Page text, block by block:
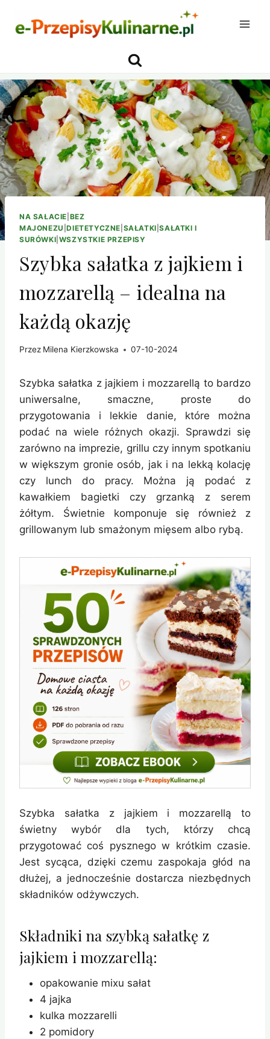
NA SAŁACIE BEZ
MAJONEZU |DIETETYCZNE SAŁATKI |SAŁATKI I
SURÓWKI WSZYSTKIE PRZEPISY
Szybka sałatka z jajkiem i
mozzarellą – idealna na
każdą okazję
Przez Milena Kierzkowska 07-10-2024
Szybka sałatka z jajkiem i mozzarellą to bardzo
uniwersalne, smaczne, proste do
przygotowania i lekkie danie, które można
podać na wiele różnych okazji. Sprawdzi się
zarówno na imprezie, grillu czy innym spotkaniu
w większym gronie osób, jak i na lekką kolację
czy lunch do pracy. Można ją podać z
kawałkiem bagietki czy grzanką z serem
żółtym. Świetnie komponuje się również z
grillowanym lub smażonym mięsem albo rybą.
Szybka sałatka z jajkiem i mozzarellą to
świetny wybór dla tych, którzy chcą
przygotować coś pysznego w krótkim czasie.
Jest sycąca, dzięki czemu zaspokaja głód na
dłużej, a jednocześnie dostarcza niezbędnych
składników odżywczych.
Składniki na szybką sałatkę z
jajkiem i mozzarellą:
opakowanie mixu sałat
4 jajka
kulka mozzarelli
2 pomidory